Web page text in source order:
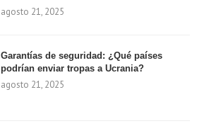
agosto 21, 2025
Garantías de seguridad: ¿Qué países
podrían enviar tropas a Ucrania?
agosto 21, 2025